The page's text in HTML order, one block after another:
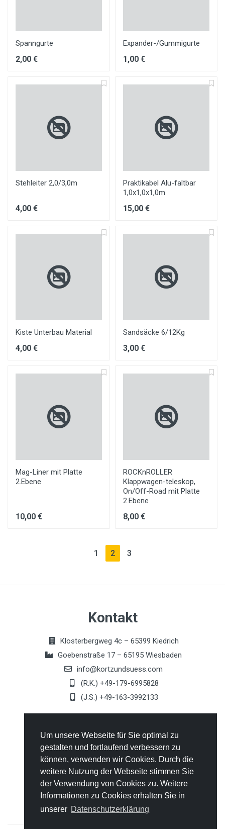
Um unsere Webseite für Sie optimal zu
gestalten und fortlaufend verbessern zu
können, verwenden wir Cookies. Durch die
weitere Nutzung der Webseite stimmen Sie
der Verwendung von Cookies zu. Weitere
Informationen zu Cookies erhalten Sie in
unserer Datenschutzerklärung
Spanngurte
2,00 €
Expander-/Gummigurte
1,00 €
Stehleiter 2,0/3,0m
4,00 €
Praktikabel Alu-faltbar
1,0x1,0x1,0m
15,00 €
Kiste Unterbau Material
4,00 €
Sandsäcke 6/12Kg
3,00 €
Mag-Liner mit Platte
2.Ebene
10,00 €
ROCKnROLLER
Klappwagen-teleskop,
On/Off-Road mit Platte
2.Ebene
8,00 €
1 2(current)
3
Kontakt
Klosterbergweg 4c – 65399 Kiedrich
Goebenstraße 17 – 65195 Wiesbaden
info@kortzundsuess.com
(R.K.) +49-179-6995828
(J.S.) +49-163-3992133
Allgemeines
Kontakt
AGB's
Datenschutz
Impressum